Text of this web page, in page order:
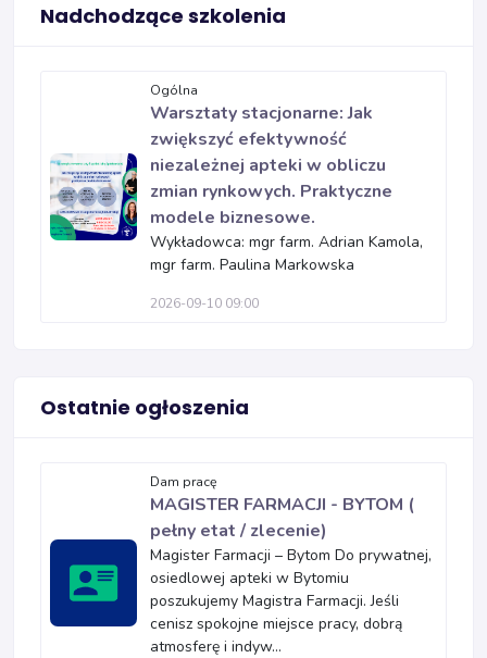
Nadchodzące szkolenia
Ogólna
Warsztaty stacjonarne: Jak
zwiększyć efektywność
niezależnej apteki w obliczu
zmian rynkowych. Praktyczne
modele biznesowe.
Wykładowca: mgr farm. Adrian Kamola,
mgr farm. Paulina Markowska
2026-09-10 09:00
Ostatnie ogłoszenia
Dam pracę
MAGISTER FARMACJI - BYTOM (
pełny etat / zlecenie)
Magister Farmacji – Bytom Do prywatnej,
osiedlowej apteki w Bytomiu
poszukujemy Magistra Farmacji. Jeśli
cenisz spokojne miejsce pracy, dobrą
atmosferę i indyw...